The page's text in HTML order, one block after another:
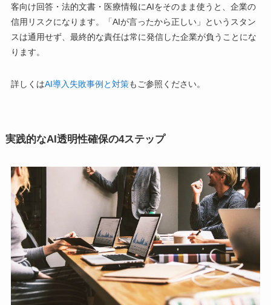
客向け回答・法的文書・医療情報にAIをそのまま使うと、企業の
信用リスクになります。「AIが言ったから正しい」というスタン
スは通用せず、最終的な責任は常に発信した企業が負うことにな
ります。
詳しくはAI導入失敗事例と対策もご参照ください。
実践的なAI透明性確保の4ステップ